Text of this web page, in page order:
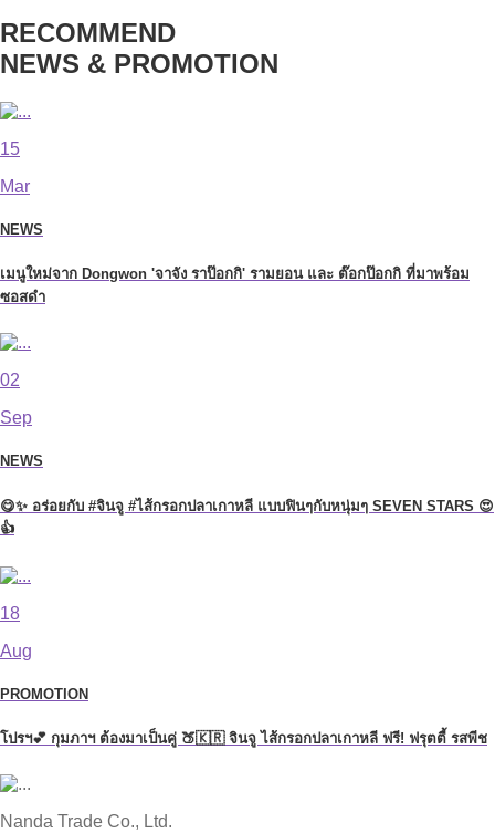
RECOMMEND
NEWS & PROMOTION
15
Mar
NEWS
เมนูใหม่จาก Dongwon 'จาจัง ราป๊อกกิ' รามยอน และ ต๊อกป๊อกกิ ที่มาพร้อม
ซอสดำ
02
Sep
NEWS
😋✨ อร่อยกับ #จินจู #ไส้กรอกปลาเกาหลี แบบฟินๆกับหนุ่มๆ SEVEN STARS 😍
👍
18
Aug
PROMOTION
โปรฯ💕 กุมภาฯ ต้องมาเป็นคู่ 🍑🇰🇷 จินจู ไส้กรอกปลาเกาหลี ฟรี! ฟรุตตี้ รสพีช
Nanda Trade Co., Ltd.